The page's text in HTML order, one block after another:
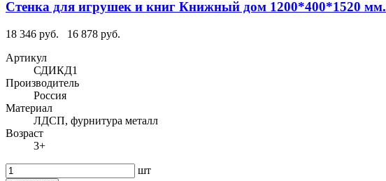
Стенка для игрушек и книг Книжный дом 1200*400*1520 мм.
18 346 руб.
16 878 руб.
Артикул
СДИКД1
Производитель
Россия
Материал
ЛДСП, фурнитура металл
Возраст
3+
шт